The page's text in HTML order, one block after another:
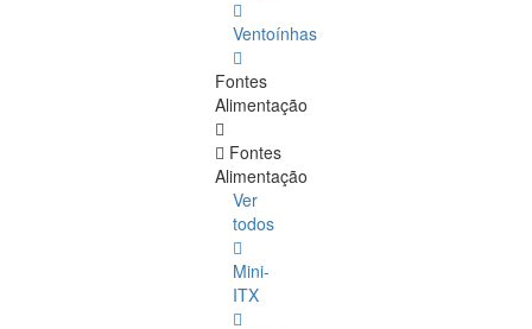
Ventoínhas
Fontes
Alimentação
Fontes
Alimentação
Ver
todos
Mini-
ITX